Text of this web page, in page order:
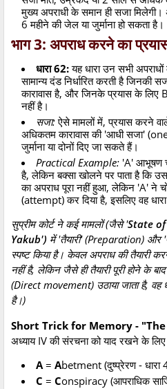
मुख्य अपराधी के समान ही सजा
6 महीने की जेल या जुर्माना हो सकता है।
भाग 3: अपराध करने का
धारा 62:यह धारा उन सभी
सामान्य दंड निर्धारित करती है जिनकी
कारावास है, और जिनके प्रयास के लिए
नहीं है।
सजा:ऐसे मामलों में, प्रयास करने
अधिकतम कारावास की 'आधी सजा'
जुर्माना या दोनों दिए जा सकते हैं।
Practical Example: 'A' आभूषण
है, लेकिन बक्सा खोलने पर पाता है कि
का अपराध पूरा नहीं हुआ, लेकिन 'A' ने
(attempt) कर दिया है, इसलिए वह
सुप्रीम कोर्ट ने कई मामलों (जैसे 'State
Yakub') में 'तैयारी' (Preparation) और
स्पष्ट किया है। केवल अपराध की तैयारी
नहीं है, लेकिन जैसे ही तैयारी पूरी होने के
(Direct movement) उठाया जाता है, वह
है।)
Short Trick for Memory -
अध्याय IV की संरचना को याद रखने के
A= Abetment (दुष्प्रेरण -
C = Conspiracy (आपराधिक